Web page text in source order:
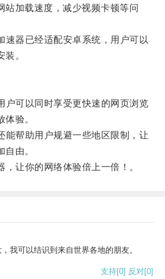
站加载速度，减少视频卡顿等问
器已经适配安卓系统，用户可以
。
可以同时享受更快速的网页浏览
验。
帮助用户规避一些地区限制，让
由。
让你的网络体验倍上一倍！。
我可以结识到来自世界各地的朋友。
支持[0] 反对[0]